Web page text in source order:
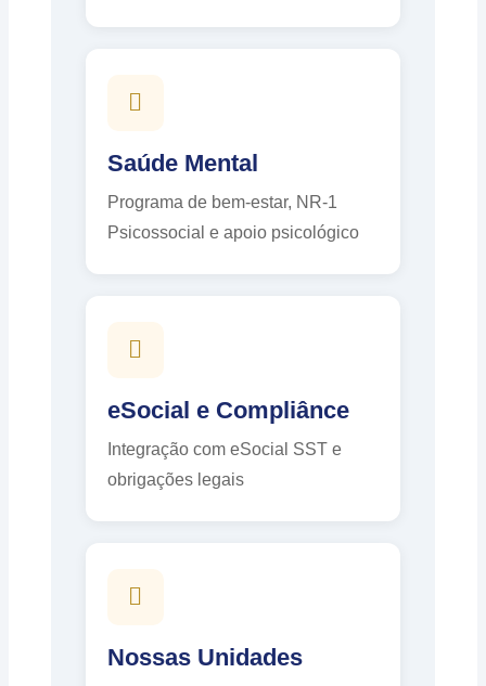
Saúde Mental
Programa de bem-estar, NR-1
Psicossocial e apoio psicológico
eSocial e Compliânce
Integração com eSocial SST e
obrigações legais
Nossas Unidades